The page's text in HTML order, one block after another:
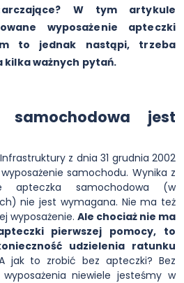
W tym artykule
wyposażenie apteczki
to jednak nastąpi, trzeba
kilka ważnych pytań.
samochodowa jest
z dnia 31 grudnia 2002
samochodu. Wynika z
samochodowa (w
nie jest wymagana. Nie ma też
wyposażenie. Ale chociaż nie ma
pierwszej pomocy, to
udzielenia ratunku
jak to zrobić bez apteczki? Bez
niewiele jesteśmy w